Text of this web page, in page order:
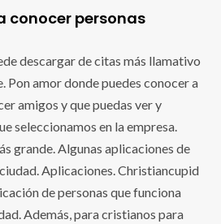
conocer personas
descargar de citas más llamativo
Pon amor donde puedes conocer a
amigos y que puedas ver y
seleccionamos en la empresa.
grande. Algunas aplicaciones de
Aplicaciones. Christiancupid
de personas que funciona
Además, para cristianos para